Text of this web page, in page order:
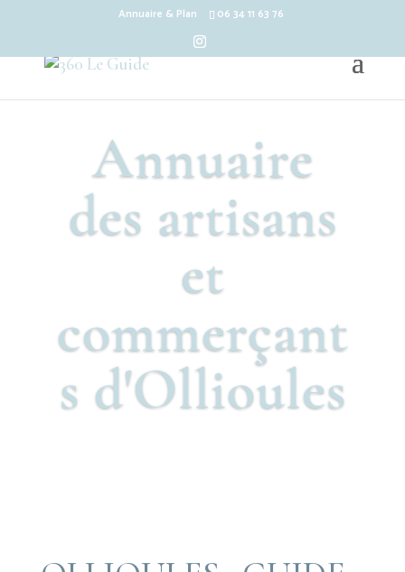
Annuaire & Plan 06 34 11 63 76
Annuaire
des artisans
et
commerçant
s d'Ollioules